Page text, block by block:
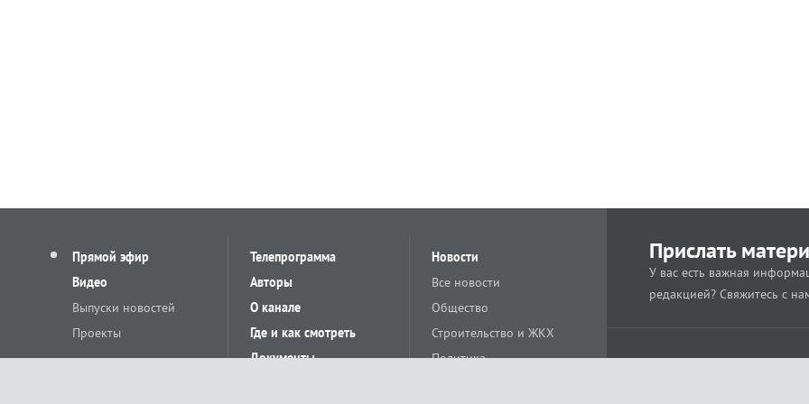
Прямой эфир
Видео
Выпуски новостей
Проекты
Телепрограмма
Авторы
О канале
Где и как смотреть
Документы
Новости
Все новости
Общество
Строительство и ЖКХ
Политика
Прислать
У вас есть важная
редакцией? Свяжитесь с